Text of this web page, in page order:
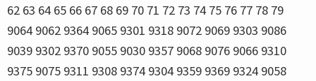
62 63 64 65 66 67 68 69 70 71 72 73 74 75 76 77 78 79
9064 9062 9364 9065 9301 9318 9072 9069 9303 9086
9039 9302 9370 9055 9030 9357 9068 9076 9066 9310
9375 9075 9311 9308 9374 9304 9359 9369 9324 9058